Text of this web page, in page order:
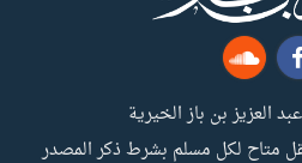
العزيز بن باز الخيرية
متاح لكل مسلم بشرط ذكر المصدر